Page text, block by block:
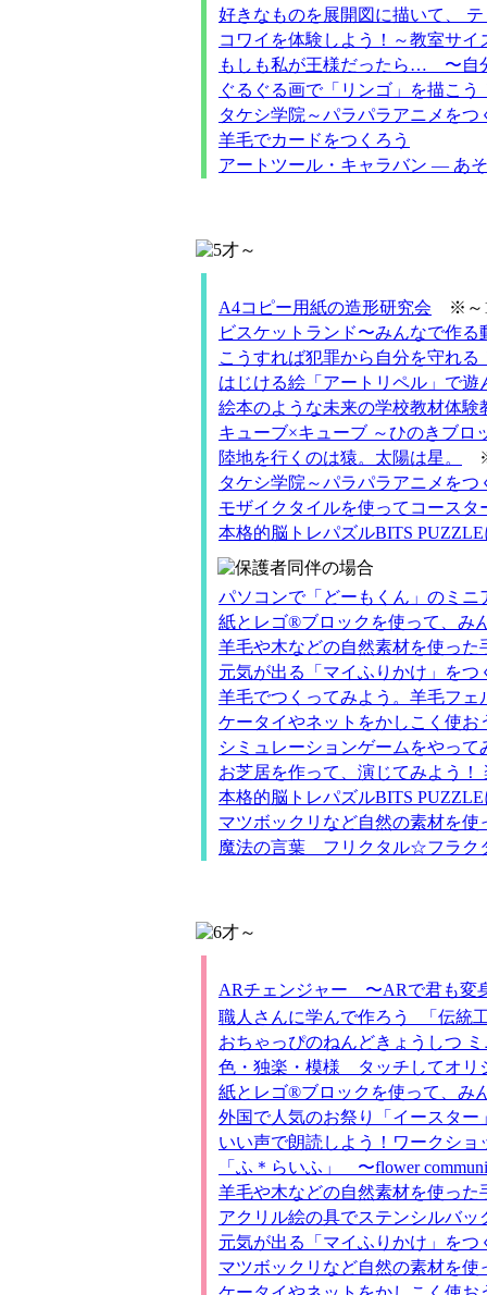
好きなものを展開図に描いて、
コワイを体験しよう！～教室サ
もしも私が王様だったら… 〜自
ぐるぐる画で「リンゴ」を描こう
タケシ学院～パラパラアニメをつ
羊毛でカードをつくろう
アートツール・キャラバン ― あ
A4コピー用紙の造形研究会
※～
ビスケットランド〜みんなで作る
こうすれば犯罪から自分を守れ
はじける絵「アートリペル」で遊
絵本のような未来の学校教材体験
キューブ×キューブ ～ひのきブロ
陸地を行くのは猿。太陽は星。
タケシ学院～パラパラアニメをつ
モザイクタイルを使ってコースタ
本格的脳トレパズルBITS
パソコンで「どーもくん」のミニ
紙とレゴ®ブロックを使って、み
羊毛や木などの自然素材を使った
元気が出る「マイふりかけ」をつ
羊毛でつくってみよう。羊毛フェ
ケータイやネットをかしこく使お
シミュレーションゲームをやって
お芝居を作って、演じてみよう
本格的脳トレパズルBITS
マツボックリなど自然の素材を
魔法の言葉 フリクタル☆フラ
ARチェンジャー 〜ARで君も変
職人さんに学んで作ろう 「伝統
おちゃっぴのねんどきょうしつ
色・独楽・模様 タッチしてオリ
紙とレゴ®ブロックを使って、み
外国で人気のお祭り「イースター
いい声で朗読しよう！ワークショ
「ふ＊らいふ」 〜flower
羊毛や木などの自然素材を使った
アクリル絵の具でステンシルバッ
元気が出る「マイふりかけ」をつ
マツボックリなど自然の素材を